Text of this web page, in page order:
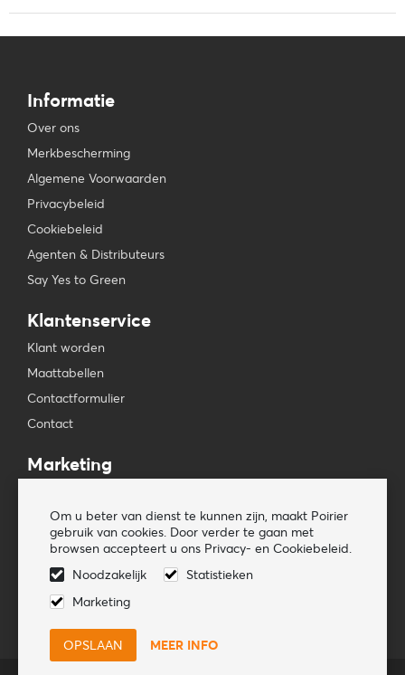
Om u beter van dienst te kunnen zijn, maakt Poirier
gebruik van cookies. Door verder te gaan met
browsen accepteert u ons Privacy- en Cookiebeleid.
Noodzakelijk
Statistieken
Marketing
MEER INFO
Informatie
Over ons
Merkbescherming
Algemene Voorwaarden
Privacybeleid
Cookiebeleid
Agenten & Distributeurs
Say Yes to Green
Klantenservice
Klant worden
Maattabellen
Contactformulier
Contact
Marketing
Pers & Media
Nieuwsbrieven
Volg ons